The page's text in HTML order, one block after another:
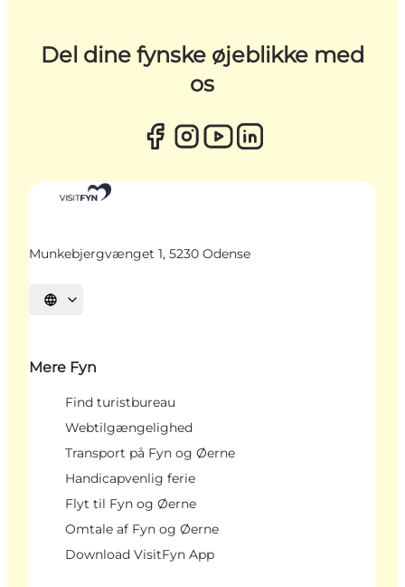
Del dine fynske øjeblikke med
os
Munkebjergvænget 1, 5230 Odense
Vælg sprog
Mere Fyn
Find turistbureau
Webtilgængelighed
Transport på Fyn og Øerne
Handicapvenlig ferie
Flyt til Fyn og Øerne
Omtale af Fyn og Øerne
Download VisitFyn App